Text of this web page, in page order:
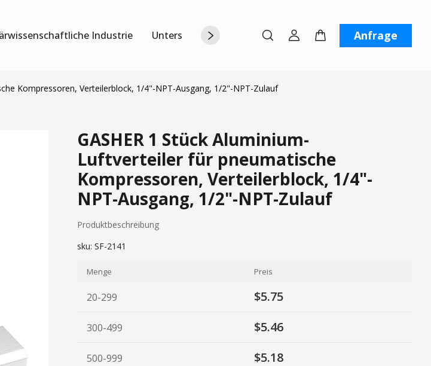
Industrie Unterstützung Über uns Kontaktiere unsAnfrage
Kompressoren, Verteilerblock, 1/4"-NPT-Ausgang, 1/2"-NPT-Zulauf
GASHER 1 Stück Aluminium-
Luftverteiler für pneumatische
Kompressoren, Verteilerblock, 1/4"-
NPT-Ausgang, 1/2"-NPT-Zulauf
Produktbeschreibung
sku: SF-2141
Menge Preis
20-299 $5.75
300-499 $5.46
500-999 $5.18